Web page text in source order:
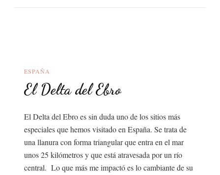
ESPAÑA
El Delta del Ebro
El Delta del Ebro es sin duda uno de los sitios más
especiales que hemos visitado en España. Se trata de
una llanura con forma triangular que entra en el mar
unos 25 kilómetros y que está atravesada por un río
central. Lo que más me impactó es lo cambiante de su